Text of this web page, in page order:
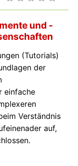
und -
(Tutorials)
der
einfache
Verständnis
auf,